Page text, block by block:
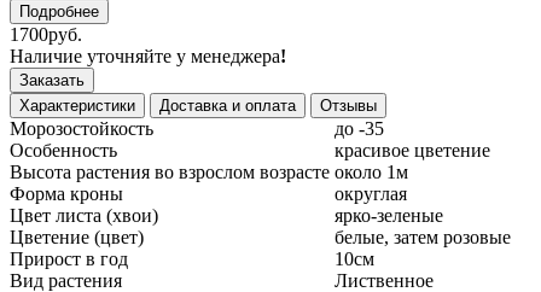
Подробнее
1700руб.
Наличие уточняйте у менеджера!
Заказать
Характеристики
Доставка и оплата Отзывы
Морозостойкость
до -35
Особенность
красивое цветение
Высота растения во взрослом возрасте около 1м
Форма кроны
округлая
Цвет листа (хвои)
ярко-зеленые
Цветение (цвет)
белые, затем розовые
Прирост в год
10см
Вид растения
Лиственное